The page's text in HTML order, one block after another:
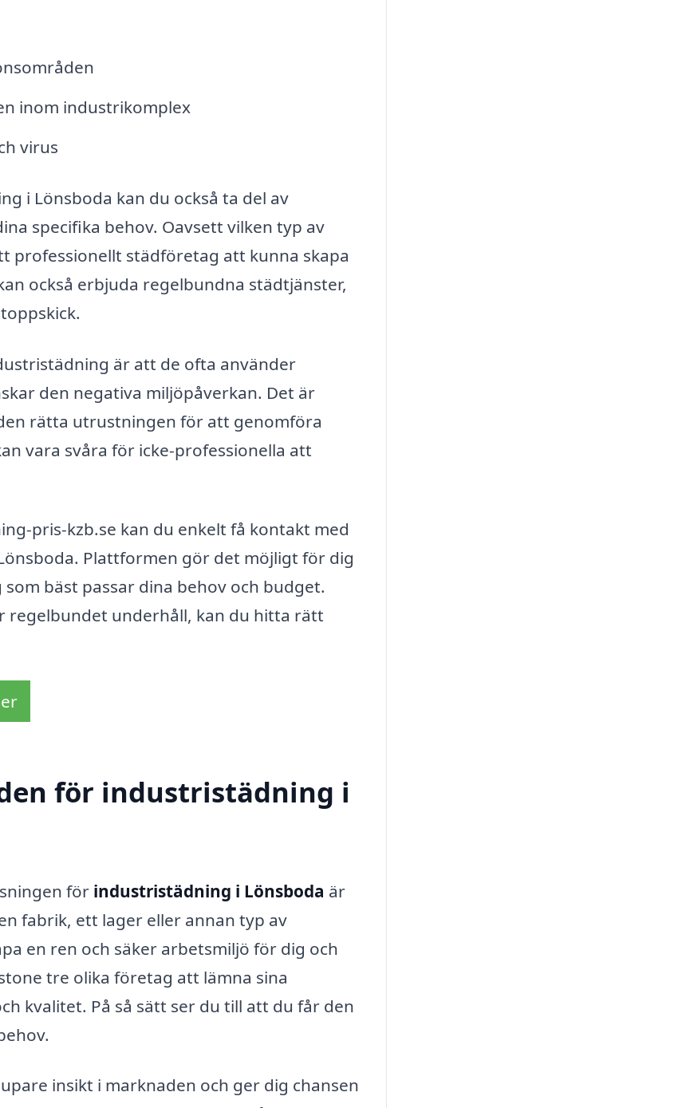
inom industrikomplex
virus
i Lönsboda kan du också ta del av
specifika behov. Oavsett vilken typ av
professionellt städföretag att kunna skapa
också erbjuda regelbundna städtjänster,
är att de ofta använder
den negativa miljöpåverkan. Det är
rätta utrustningen för att genomföra
vara svåra för icke-professionella att
pris-kzb.se kan du enkelt få kontakt med
Plattformen gör det möjligt för dig
bäst passar dina behov och budget.
regelbundet underhåll, kan du hitta rätt
för industristädning i
för industristädning i Lönsboda är
fabrik, ett lager eller annan typ av
en ren och säker arbetsmiljö för dig och
tre olika företag att lämna sina
kvalitet. På så sätt ser du till att du får den
insikt i marknaden och ger dig chansen